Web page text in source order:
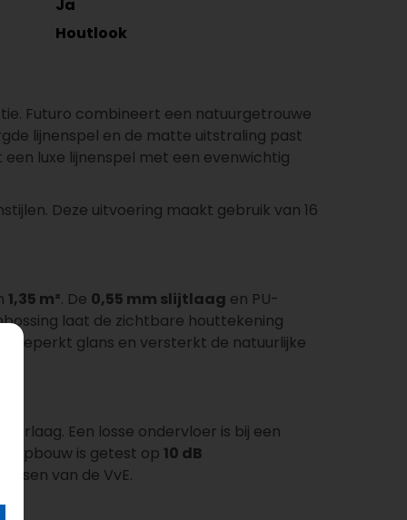
Ja
Houtlook
Futuro combineert een natuurgetrouwe
lijnenspel en de matte uitstraling past
luxe lijnenspel met een evenwichtig
Deze uitvoering maakt gebruik van 16
1,35 m². De 0,55 mm slijtlaag en PU-
laat de zichtbare houttekening
beperkt glans en versterkt de natuurlijke
Een losse ondervloer is bij een
opbouw is getest op 10 dB
van de VvE.